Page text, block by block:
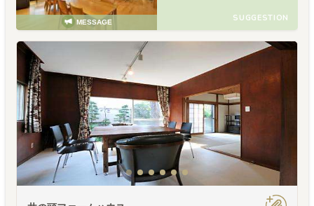
MESSAGE SUGGESTION